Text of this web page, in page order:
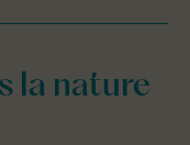
la nature